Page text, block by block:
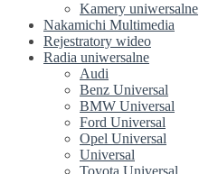
Kamery uniwersalne
Nakamichi Multimedia
Rejestratory wideo
Radia uniwersalne
Audi
Benz Universal
BMW Universal
Ford Universal
Opel Universal
Universal
Toyota Universal